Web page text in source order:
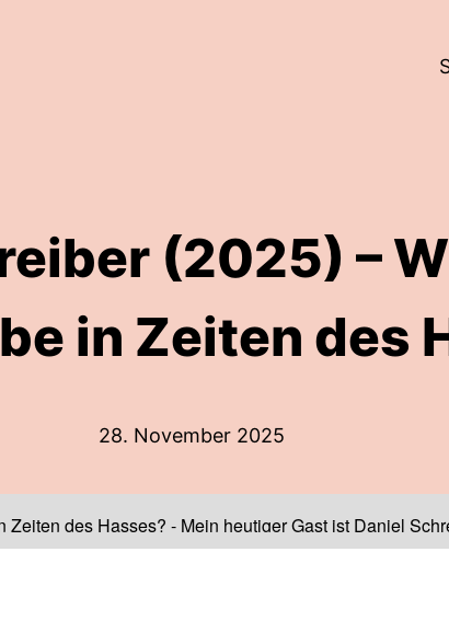
(2025) –
in Zeiten des
28. November 2025
Zeiten des Hasses? - Mein heutiger Gast ist Daniel